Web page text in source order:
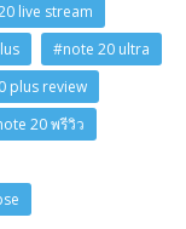
live stream
#note 20 ultra
plus review
20 พรีวิว